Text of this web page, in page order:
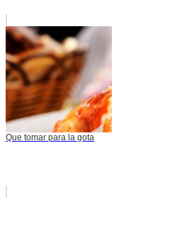
Que tomar para la gota